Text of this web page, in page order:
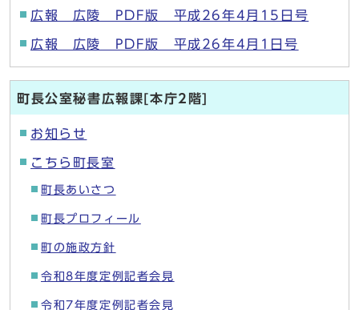
広報 広陵 PDF版 平成26年4月15日号
広報 広陵 PDF版 平成26年4月1日号
町長公室秘書広報課[本庁2階]
お知らせ
こちら町長室
町長あいさつ
町長プロフィール
町の施政方針
令和8年度定例記者会見
令和7年度定例記者会見